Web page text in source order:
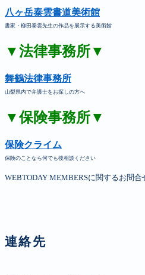
八ヶ岳泰雲書道美術館
書家・柳田泰雲先生の作品を展示する美術館
▼法律事務所▼
舞鶴法律事務所
山梨県内で弁護士をお探しの方へ
▼保険事務所▼
保険クライム
保険のことなら何でも後相談ください
WEBTODAY MEMBERSに関するお問合
連絡先